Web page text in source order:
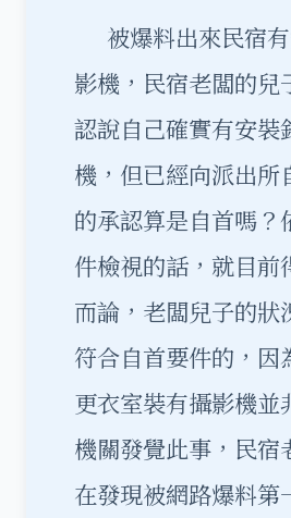
被爆料出來民宿
影機，民宿老闆的兒
認說自己確實有安裝
機，但已經向派出所
的承認算是自首嗎？
件檢視的話，就目前
而論，老闆兒子的狀
符合自首要件的，因
更衣室裝有攝影機並
機關發覺此事，民宿
在發現被網路爆料第